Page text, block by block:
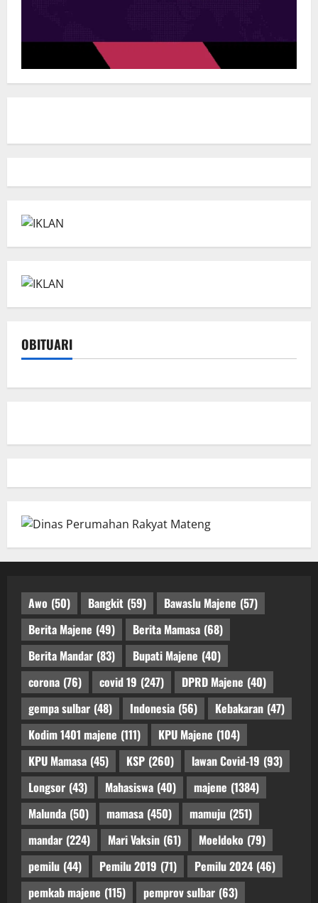
OBITUARI
Awo (50) Bangkit (59) Bawaslu Majene (57)
Berita Majene (49) Berita Mamasa (68)
Berita Mandar (83) Bupati Majene (40)
corona (76) covid 19 (247) DPRD Majene (40)
gempa sulbar (48) Indonesia (56) Kebakaran (47)
Kodim 1401 majene (111) KPU Majene (104)
KPU Mamasa (45) KSP (260) lawan Covid-19 (93)
Longsor (43) Mahasiswa (40) majene (1384)
Malunda (50) mamasa (450) mamuju (251)
mandar (224) Mari Vaksin (61) Moeldoko (79)
pemilu (44) Pemilu 2019 (71) Pemilu 2024 (46)
pemkab majene (115) pemprov sulbar (63)